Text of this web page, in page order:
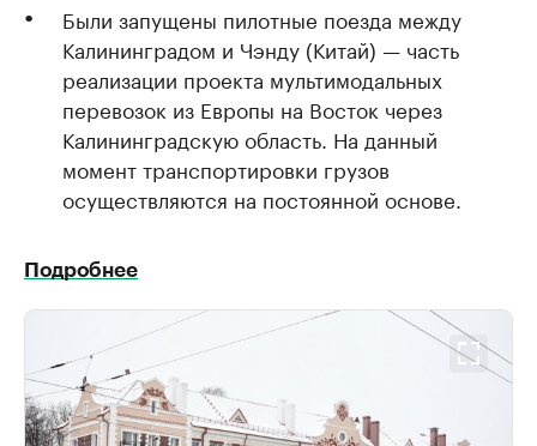
Были запущены пилотные поезда между
Калининградом и Чэнду (Китай) — часть
реализации проекта мультимодальных
перевозок из Европы на Восток через
Калининградскую область. На данный
момент транспортировки грузов
осуществляются на постоянной основе.
Подробнее